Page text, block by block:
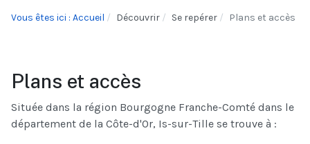
Vous êtes ici : Accueil Découvrir Se repérer Plans et accès
Plans et accès
Située dans la région Bourgogne Franche-Comté dans le
département de la Côte-d'Or, Is-sur-Tille se trouve à :